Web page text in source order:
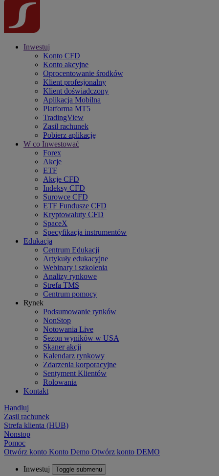
Inwestuj
Konto CFD
Konto akcyjne
Oprocentowanie środków
Klient profesjonalny
Klient doświadczony
Aplikacja Mobilna
Platforma MT5
TradingView
Zasil rachunek
Pobierz aplikację
W co Inwestować
Forex
Akcje
ETF
Akcje CFD
Indeksy CFD
Surowce CFD
ETF Fundusze CFD
Kryptowaluty CFD
SpaceX
Specyfikacja instrumentów
Edukacja
Centrum Edukacji
Artykuły edukacyjne
Webinary i szkolenia
Analizy rynkowe
Strefa TMS
Centrum pomocy
Rynek
Podsumowanie rynków
NonStop
Notowania Live
Sezon wyników w USA
Skaner akcji
Kalendarz rynkowy
Zdarzenia korporacyjne
Sentyment Klientów
Rolowania
Kontakt
Handluj
Zasil rachunek
Strefa klienta (HUB)
Nonstop
Pomoc
Otwórz konto Konto Demo Otwórz konto DEMO
Inwestuj Toggle submenu